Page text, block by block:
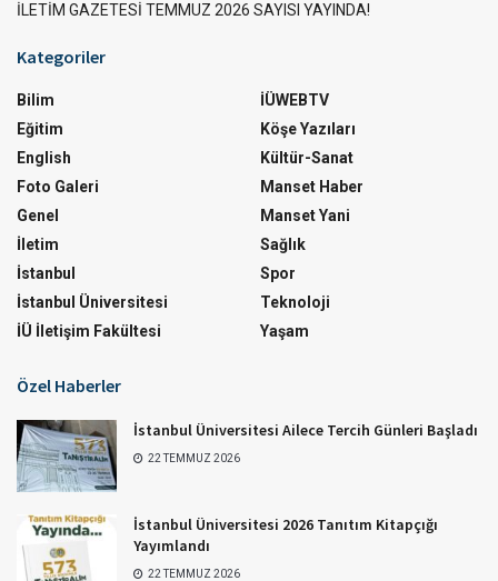
İLETİM GAZETESİ TEMMUZ 2026 SAYISI YAYINDA!
Kategoriler
Bilim
Eğitim
English
Foto Galeri
Genel
İletim
İstanbul
İstanbul Üniversitesi
İÜ İletişim Fakültesi
İÜWEBTV
Köşe Yazıları
Kültür-Sanat
Manset Haber
Manset Yani
Sağlık
Spor
Teknoloji
Yaşam
Özel Haberler
İstanbul Üniversitesi Ailece Tercih Günleri Başladı
22 TEMMUZ 2026
İstanbul Üniversitesi 2026 Tanıtım Kitapçığı
Yayımlandı
22 TEMMUZ 2026